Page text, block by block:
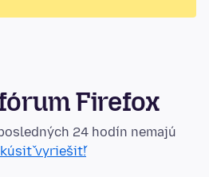
Firefox
24 hodín nemajú
vyriešiť!